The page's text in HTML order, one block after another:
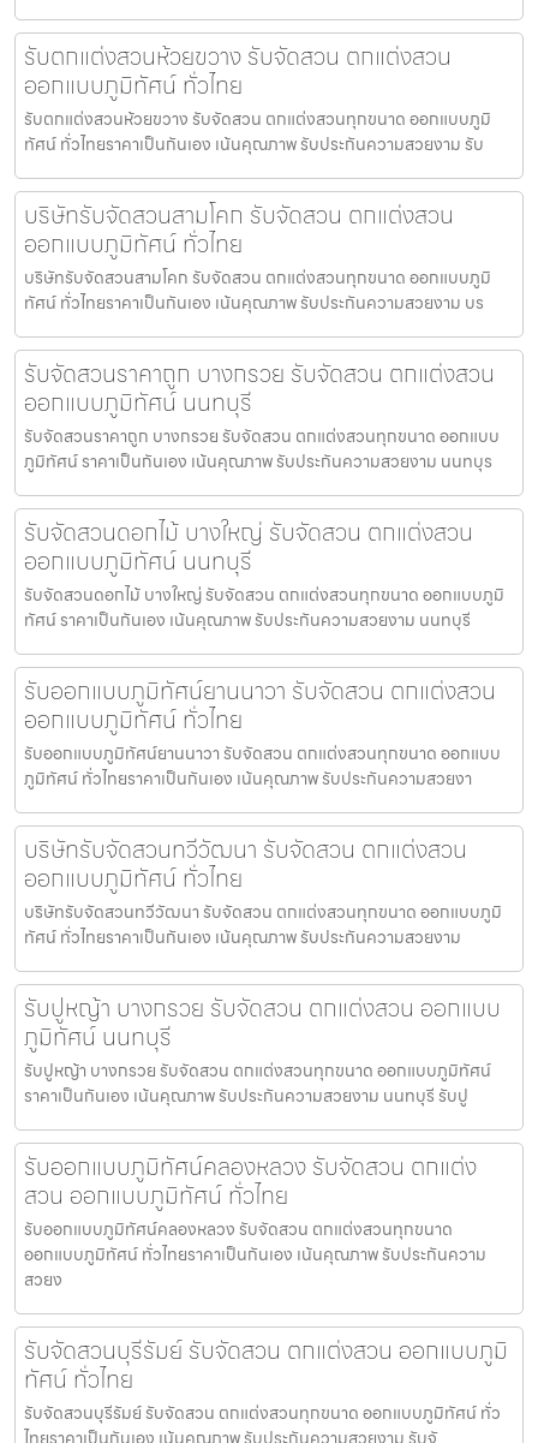
รับตกแต่งสวนห้วยขวาง รับจัดสวน ตกแต่งสวน
ออกแบบภูมิทัศน์ ทั่วไทย
รับตกแต่งสวนห้วยขวาง รับจัดสวน ตกแต่งสวนทุกขนาด ออกแบบภูมิ
ทัศน์ ทั่วไทยราคาเป็นกันเอง เน้นคุณภาพ รับประกันความสวยงาม รับ
บริษัทรับจัดสวนสามโคก รับจัดสวน ตกแต่งสวน
ออกแบบภูมิทัศน์ ทั่วไทย
บริษัทรับจัดสวนสามโคก รับจัดสวน ตกแต่งสวนทุกขนาด ออกแบบภูมิ
ทัศน์ ทั่วไทยราคาเป็นกันเอง เน้นคุณภาพ รับประกันความสวยงาม บร
รับจัดสวนราคาถูก บางกรวย รับจัดสวน ตกแต่งสวน
ออกแบบภูมิทัศน์ นนทบุรี
รับจัดสวนราคาถูก บางกรวย รับจัดสวน ตกแต่งสวนทุกขนาด ออกแบบ
ภูมิทัศน์ ราคาเป็นกันเอง เน้นคุณภาพ รับประกันความสวยงาม นนทบุร
รับจัดสวนดอกไม้ บางใหญ่ รับจัดสวน ตกแต่งสวน
ออกแบบภูมิทัศน์ นนทบุรี
รับจัดสวนดอกไม้ บางใหญ่ รับจัดสวน ตกแต่งสวนทุกขนาด ออกแบบภูมิ
ทัศน์ ราคาเป็นกันเอง เน้นคุณภาพ รับประกันความสวยงาม นนทบุรี
รับออกแบบภูมิทัศน์ยานนาวา รับจัดสวน ตกแต่งสวน
ออกแบบภูมิทัศน์ ทั่วไทย
รับออกแบบภูมิทัศน์ยานนาวา รับจัดสวน ตกแต่งสวนทุกขนาด ออกแบบ
ภูมิทัศน์ ทั่วไทยราคาเป็นกันเอง เน้นคุณภาพ รับประกันความสวยงา
บริษัทรับจัดสวนทวีวัฒนา รับจัดสวน ตกแต่งสวน
ออกแบบภูมิทัศน์ ทั่วไทย
บริษัทรับจัดสวนทวีวัฒนา รับจัดสวน ตกแต่งสวนทุกขนาด ออกแบบภูมิ
ทัศน์ ทั่วไทยราคาเป็นกันเอง เน้นคุณภาพ รับประกันความสวยงาม
รับปูหญ้า บางกรวย รับจัดสวน ตกแต่งสวน ออกแบบ
ภูมิทัศน์ นนทบุรี
รับปูหญ้า บางกรวย รับจัดสวน ตกแต่งสวนทุกขนาด ออกแบบภูมิทัศน์
ราคาเป็นกันเอง เน้นคุณภาพ รับประกันความสวยงาม นนทบุรี รับปู
รับออกแบบภูมิทัศน์คลองหลวง รับจัดสวน ตกแต่ง
สวน ออกแบบภูมิทัศน์ ทั่วไทย
รับออกแบบภูมิทัศน์คลองหลวง รับจัดสวน ตกแต่งสวนทุกขนาด
ออกแบบภูมิทัศน์ ทั่วไทยราคาเป็นกันเอง เน้นคุณภาพ รับประกันความ
สวยง
รับจัดสวนบุรีรัมย์ รับจัดสวน ตกแต่งสวน ออกแบบภูมิ
ทัศน์ ทั่วไทย
รับจัดสวนบุรีรัมย์ รับจัดสวน ตกแต่งสวนทุกขนาด ออกแบบภูมิทัศน์ ทั่ว